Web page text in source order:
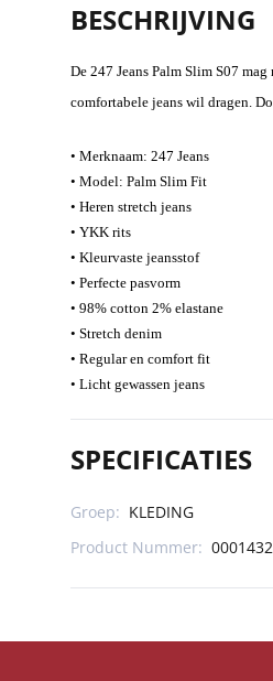
BESCHRIJVING
De 247 Jeans Palm Slim S07
comfortabele jeans wil dragen.
• Merknaam: 247 Jeans
• Model: Palm Slim Fit
• Heren stretch jeans
• YKK rits
• Kleurvaste jeansstof
• Perfecte pasvorm
• 98% cotton 2% elastane
• Stretch denim
• Regular en comfort fit
• Licht gewassen jeans
SPECIFICATIES
Groep: KLEDING
Product Nummer: